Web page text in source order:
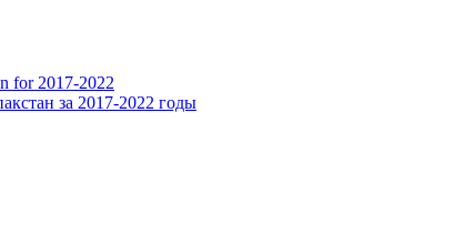
for 2017-2022
за 2017-2022 годы